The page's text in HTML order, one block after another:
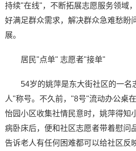
持续"在线"，不断拓展志愿服务领域
好满足群众需求，解决群众急难愁盼
展。
居民"点单" 志愿者"接单"
54岁的姚萍是东大街社区的一名
人"称号。不久前，"8号"流动办公桌
怡园小区收集社情民意时，姚萍得知
病卧床后，便和社区志愿者带着慰问
告诉老人有任何困难都可以给社区反